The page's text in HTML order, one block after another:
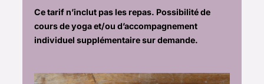
Ce tarif n’inclut pas les repas. Possibilité de
cours de yoga et/ou d’accompagnement
individuel supplémentaire sur demande.